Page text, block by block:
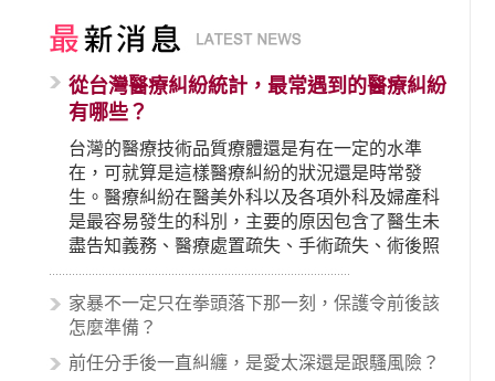
從台灣醫療糾紛統計，最常遇到的醫療糾紛
有哪些？
台灣的醫療技術品質療體還是有在一定的水準
在，可就算是這樣醫療糾紛的狀況還是時常發
生。醫療糾紛在醫美外科以及各項外科及婦產科
是最容易發生的科別，主要的原因包含了醫生未
盡告知義務、醫療處置疏失、手術疏失、術後照
顧失當、醫療費用的收取。雖然醫學進步，但醫
生與病患之間引起的糾紛還是經常發生。很多案
例中最後都走向訴訟流程，我們如果不幸遇到相
的內容其實非常多，有些案例…
家暴不一定只在拳頭落下那一刻，保護令前後該
怎麼準備？
前任分手後一直糾纏，是愛太深還是跟騷風險？